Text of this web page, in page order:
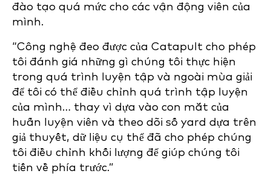
đào tạo quá mức cho các vận động viên của
mình.
“Công nghệ đeo được của Catapult cho phép
tôi đánh giá những gì chúng tôi thực hiện
trong quá trình luyện tập và ngoài mùa giải
để tôi có thể điều chỉnh quá trình tập luyện
của mình… thay vì dựa vào con mắt của
huấn luyện viên và theo dõi số yard dựa trên
giả thuyết, dữ liệu cụ thể đã cho phép chúng
tôi điều chỉnh khối lượng để giúp chúng tôi
tiến về phía trước.”